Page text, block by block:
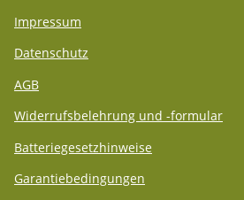
Impressum
Datenschutz
AGB
Widerrufsbelehrung und -formular
Batteriegesetzhinweise
Garantiebedingungen